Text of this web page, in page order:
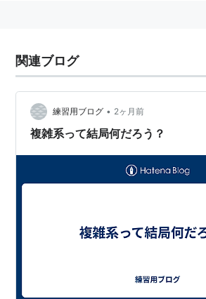
関連ブログ
練習用ブログ • 2ヶ月前
複雑系って結局何だろう？